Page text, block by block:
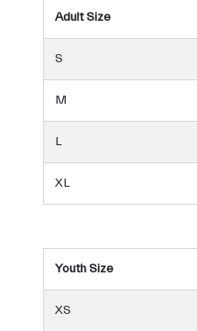
Adult Size
S
M
L
XL
Youth Size
XS